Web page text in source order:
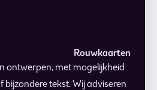
Rouwkaarten
ontwerpen, met mogelijkheid
bijzondere tekst. Wij adviseren